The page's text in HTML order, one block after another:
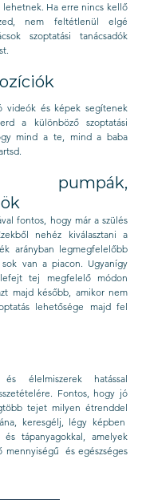
lehetnek. Ha erre nincs kellő
nem feltétlenül elgé
szoptatási tanácsadók
videók és képek segítenek
a különböző szoptatási
mind a te, mind a baba
pumpák,
fontos, hogy már a szülés
nehéz kiválasztani a
arányban legmegfelelőbb
van a piacon. Ugyanígy
tej megfelelő módon
majd később, amikor nem
lehetősége majd fel
élelmiszerek hatással
Fontos, hogy jó
tejet milyen étrenddel
keresgélj, légy képben
tápanyagokkal, amelyek
és egészséges